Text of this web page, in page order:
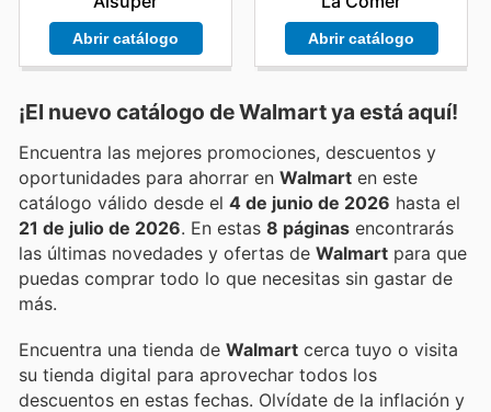
Abrir catálogo Abrir catálogo
¡El nuevo catálogo deWalmartya está aquí!
Encuentra las mejores promociones, descuentos y
oportunidades para ahorrar en Walmart en este
catálogo válido desde el 4 de junio de 2026 hasta el
21 de julio de 2026 . En estas 8 páginas encontrarás
las últimas novedades y ofertas de Walmart para que
puedas comprar todo lo que necesitas sin gastar de
más.
Encuentra una tienda de Walmart cerca tuyo o visita
su tienda digital para aprovechar todos los
descuentos en estas fechas. Olvídate de la inflación y